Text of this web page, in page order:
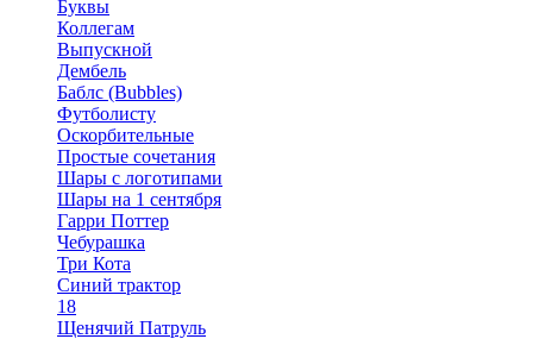
Буквы
Коллегам
Выпускной
Дембель
Баблс (Bubbles)
Футболисту
Оскорбительные
Простые сочетания
Шары с логотипами
Шары на 1 сентября
Гарри Поттер
Чебурашка
Три Кота
Синий трактор
18
Щенячий Патруль